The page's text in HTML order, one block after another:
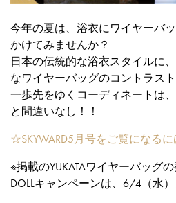
今年の夏は、浴衣にワイヤーバ
かけてみませんか？
日本の伝統的な浴衣スタイルに
なワイヤーバッグのコントラスト
一歩先をゆくコーディネートは
と間違いなし！！
☆SKYWARD5月号をご覧になる
※掲載のYUKATAワイヤーバッグ
DOLLキャンペーンは、6/4（水）